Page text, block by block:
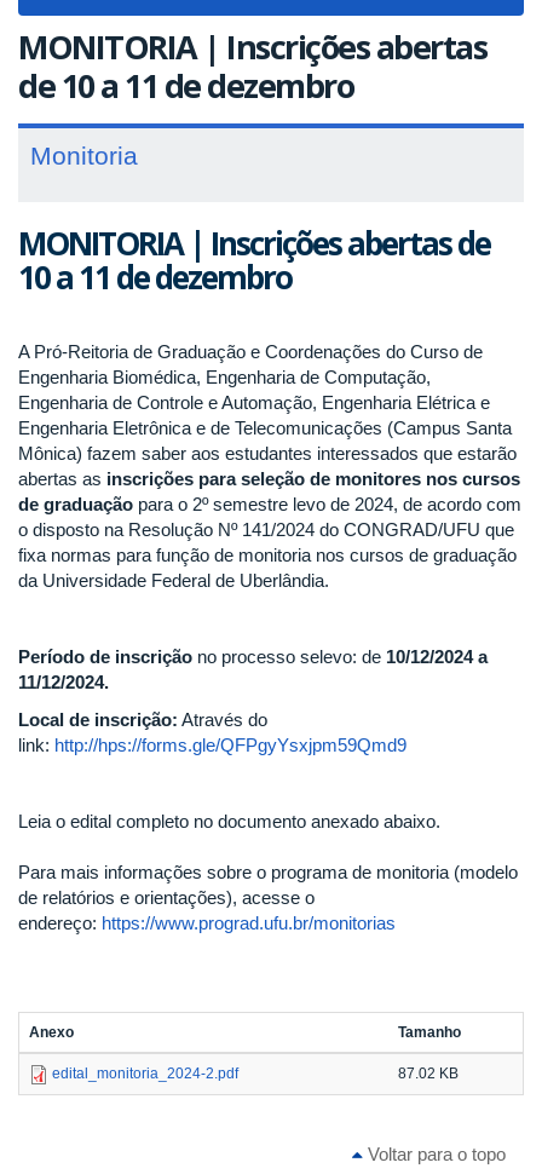
MONITORIA | Inscrições abertas
de 10 a 11 de dezembro
Monitoria
MONITORIA | Inscrições abertas de
10 a 11 de dezembro
A Pró-Reitoria de Graduação e Coordenações do Curso de
Engenharia Biomédica, Engenharia de Computação,
Engenharia de Controle e Automação, Engenharia Elétrica e
Engenharia Eletrônica e de Telecomunicações (Campus Santa
Mônica) fazem saber aos estudantes interessados que estarão
abertas as inscrições para seleção de monitores nos cursos
de graduação para o 2º semestre levo de 2024, de acordo com
o disposto na Resolução Nº 141/2024 do CONGRAD/UFU que
fixa normas para função de monitoria nos cursos de graduação
da Universidade Federal de Uberlândia.
Período de inscrição no processo selevo: de 10/12/2024 a
11/12/2024.
Local de inscrição: Através do
link: http://hps://forms.gle/QFPgyYsxjpm59Qmd9
Leia o edital completo no documento anexado abaixo.
Para mais informações sobre o programa de monitoria (modelo
de relatórios e orientações), acesse o
endereço: https://www.prograd.ufu.br/monitorias
Anexo Tamanho
edital_monitoria_2024-2.pdf 87.02 KB
Voltar para o topo